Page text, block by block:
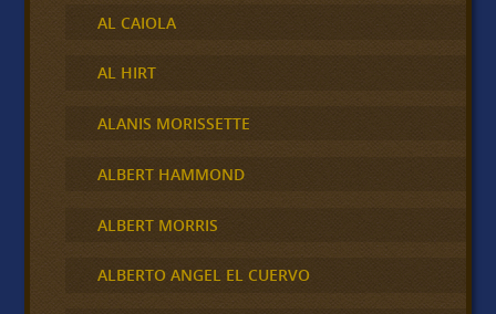
AL CAIOLA
AL HIRT
ALANIS MORISSETTE
ALBERT HAMMOND
ALBERT MORRIS
ALBERTO ANGEL EL CUERVO